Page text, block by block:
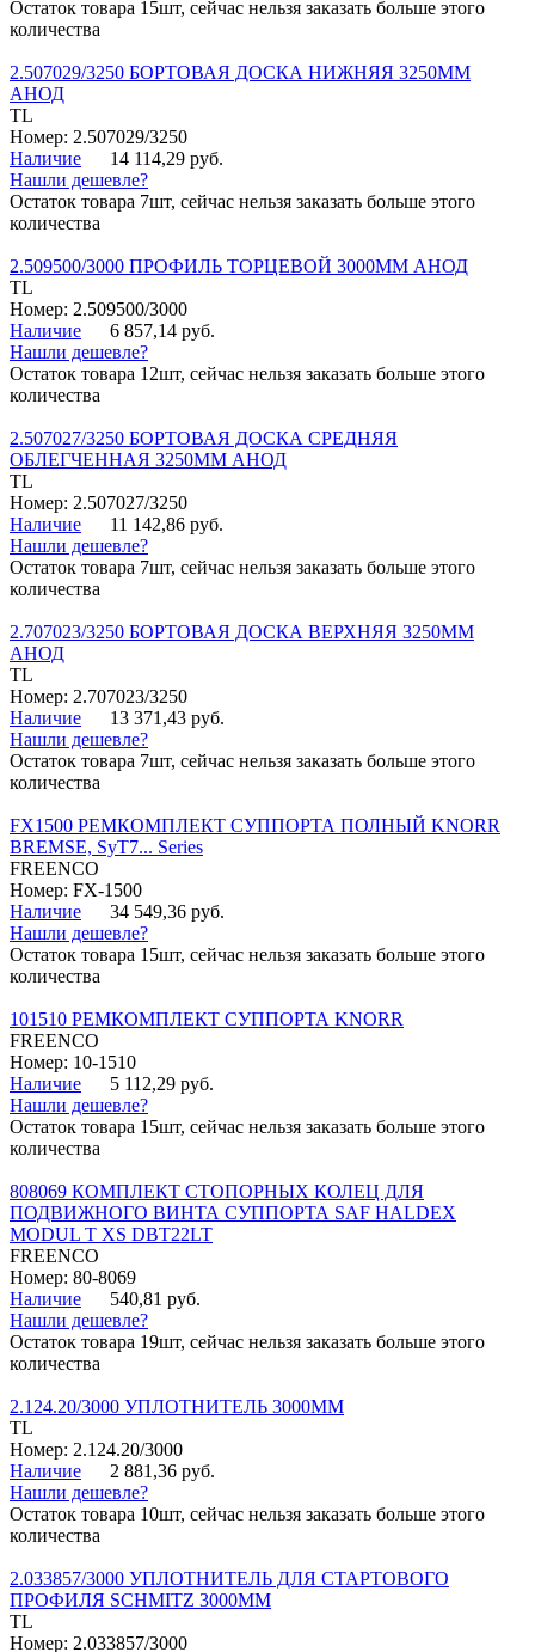
Остаток товара 15шт, сейчас нельзя заказать больше этого
количества
2.507029/3250 БОРТОВАЯ ДОСКА НИЖНЯЯ 3250ММ
АНОД
TL
Номер: 2.507029/3250
Наличие
14 114,29 руб.
Нашли дешевле?
Остаток товара 7шт, сейчас нельзя заказать больше этого
количества
2.509500/3000 ПРОФИЛЬ ТОРЦЕВОЙ 3000ММ АНОД
TL
Номер: 2.509500/3000
Наличие
6 857,14 руб.
Нашли дешевле?
Остаток товара 12шт, сейчас нельзя заказать больше этого
количества
2.507027/3250 БОРТОВАЯ ДОСКА СРЕДНЯЯ
ОБЛЕГЧЕННАЯ 3250ММ АНОД
TL
Номер: 2.507027/3250
Наличие
11 142,86 руб.
Нашли дешевле?
Остаток товара 7шт, сейчас нельзя заказать больше этого
количества
2.707023/3250 БОРТОВАЯ ДОСКА ВЕРХНЯЯ 3250ММ
АНОД
TL
Номер: 2.707023/3250
Наличие
13 371,43 руб.
Нашли дешевле?
Остаток товара 7шт, сейчас нельзя заказать больше этого
количества
FX1500 РЕМКОМПЛЕКТ СУППОРТА ПОЛНЫЙ KNORR
BREMSE, SyT7... Series
FREENCO
Номер: FX-1500
Наличие
34 549,36 руб.
Нашли дешевле?
Остаток товара 15шт, сейчас нельзя заказать больше этого
количества
101510 РЕМКОМПЛЕКТ СУППОРТА KNORR
FREENCO
Номер: 10-1510
Наличие
5 112,29 руб.
Нашли дешевле?
Остаток товара 15шт, сейчас нельзя заказать больше этого
количества
808069 КОМПЛЕКТ СТОПОРНЫХ КОЛЕЦ ДЛЯ
ПОДВИЖНОГО ВИНТА СУППОРТА SAF HALDEX
MODUL T XS DBT22LT
FREENCO
Номер: 80-8069
Наличие
540,81 руб.
Нашли дешевле?
Остаток товара 19шт, сейчас нельзя заказать больше этого
количества
2.124.20/3000 УПЛОТНИТЕЛЬ 3000ММ
TL
Номер: 2.124.20/3000
Наличие
2 881,36 руб.
Нашли дешевле?
Остаток товара 10шт, сейчас нельзя заказать больше этого
количества
2.033857/3000 УПЛОТНИТЕЛЬ ДЛЯ СТАРТОВОГО
ПРОФИЛЯ SCHMITZ 3000ММ
TL
Номер: 2.033857/3000